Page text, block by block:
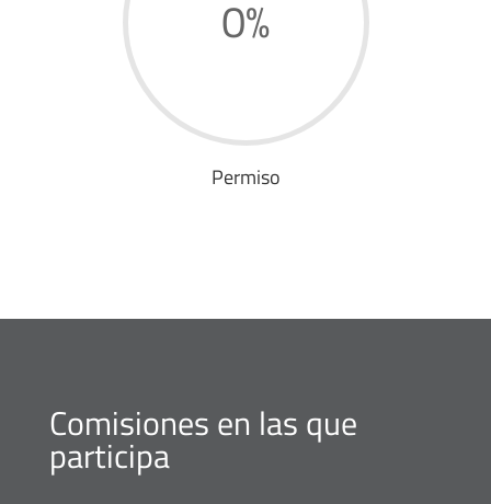
0%
Permiso
Comisiones en las que
participa